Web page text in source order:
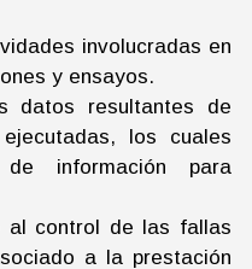
involucradas en
y ensayos.
datos resultantes de
los cuales
información para
al control de las fallas
a la prestación